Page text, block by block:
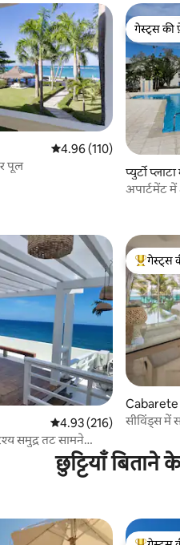
औसत रेटिंग 5 में से 4.96, 110
4.96 (110)
पूल
गेस्ट्स की
गेस्ट्स की
प्युर्टो
अपार्टमेंट
औसत रेटिंग 5 में से 4.93, 216
4.93 (216)
समुद्र तट सामने
गेस्ट्स का
गेस्ट्स
Cabarete
सीविंड्स में
छुट्टियाँ